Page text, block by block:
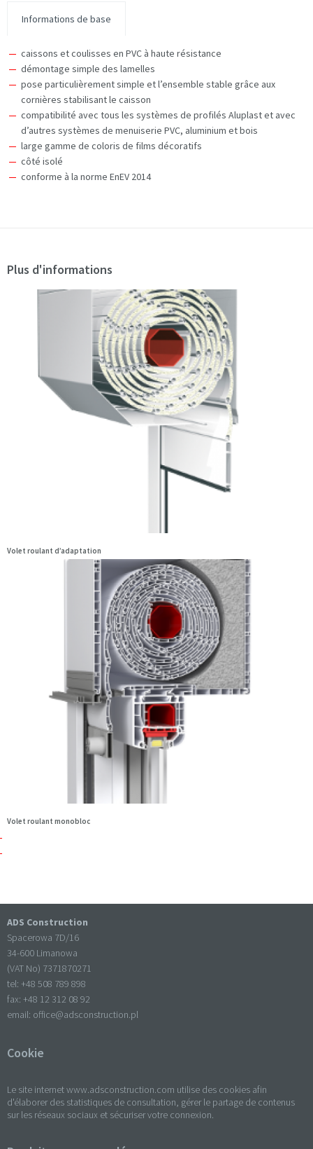
Informations de base
caissons et coulisses en PVC à haute résistance
démontage simple des lamelles
pose particulièrement simple et l’ensemble stable grâce aux
cornières stabilisant le caisson
compatibilité avec tous les systèmes de profilés Aluplast et avec
d’autres systèmes de menuiserie PVC, aluminium et bois
large gamme de coloris de films décoratifs
côté isolé
conforme à la norme EnEV 2014
Plus d'informations
Volet roulant d’adaptation
Volet roulant monobloc
ADS Construction
Spacerowa 7D/16
34-600 Limanowa
(VAT No) 7371870271
tel: +48 508 789 898
fax: +48 12 312 08 92
email: office@adsconstruction.pl
Cookie
Le site internet www.adsconstruction.com utilise des cookies afin
d'élaborer des statistiques de consultation, gérer le partage de contenus
sur les réseaux sociaux et sécuriser votre connexion.